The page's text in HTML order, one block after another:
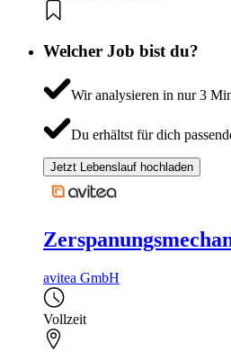
Welcher Job bist du?
Wir analysieren in nur 3
Du erhältst für dich
Jetzt Lebenslauf hochladen
avitea GmbH
Vollzeit